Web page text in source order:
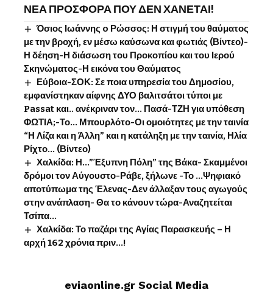
ΝΕΑ ΠΡΟΣΦΟΡΑ ΠΟΥ ΔΕΝ ΧΑΝΕΤΑΙ!
Όσιος Ιωάννης o Ρώσσος: Η στιγμή του θαύματος
με την βροχή, εν μέσω καύσωνα και φωτιάς (Βίντεο)-
Η δέηση-Η διάσωση του Προκοπίου και του Ιερού
Σκηνώματος-Η εικόνα του Θαύματος
Εύβοια-ΣΟΚ: Σε ποια υπηρεσία του Δημοσίου,
εμφανίστηκαν αίφνης ΔΥΟ βαλιτσάτοι τύποι με
Passat και.. ανέκριναν τον… Πασά-ΤΖΗ για υπόθεση
ΦΩΤΙΑ;-Το… Μπουρλότο-Οι ομοιότητες με την ταινία
“Η Λίζα και η Άλλη” και η κατάληξη με την ταινία, Ηλία
Ρίχτο… (Βίντεο)
Χαλκίδα: Η…”Έξυπνη Πόλη” της Βάκα- Σκαμμένοι
δρόμοι τον Αύγουστο-Ράβε, ξήλωνε -Το …Ψηφιακό
αποτύπωμα της Έλενας-Δεν άλλαξαν τους αγωγούς
στην ανάπλαση- Θα το κάνουν τώρα-Αναζητείται
Τσίπα…
Χαλκίδα: Το παζάρι της Αγίας Παρασκευής – Η
αρχή 162 χρόνια πριν…!
eviaonline.gr Social Media